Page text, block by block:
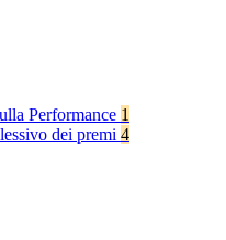
Performance 1
dei premi 4